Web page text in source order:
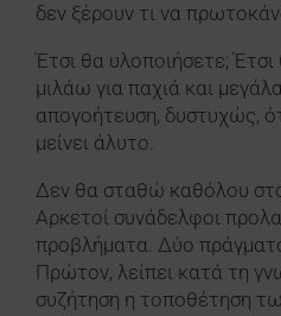
δεν ξέρουν τι να
Έτσι θα υλοποιήσετε; Έτσι
μιλάω για παχιά και
απογοήτευση, δυστυχώς,
μείνει άλυτο.
Δεν θα σταθώ καθόλου
Αρκετοί συνάδελφοι
προβλήματα. Δύο
Πρώτον, λείπει κατά τη
συζήτηση η τοποθέτηση